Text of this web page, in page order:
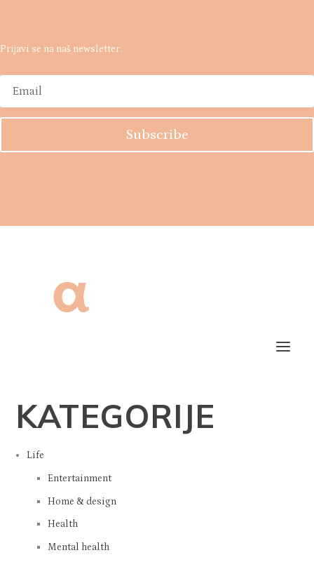
Prijavi se na naš newsletter.
Subscribe
KATEGORIJE
Life
Entertainment
Home & design
Health
Mental health